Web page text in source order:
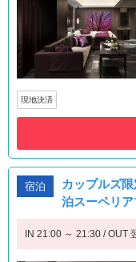
現地決済
宿泊
カップルズ
泊スーペリア
IN 21:00 ～ 21:30 / OUT